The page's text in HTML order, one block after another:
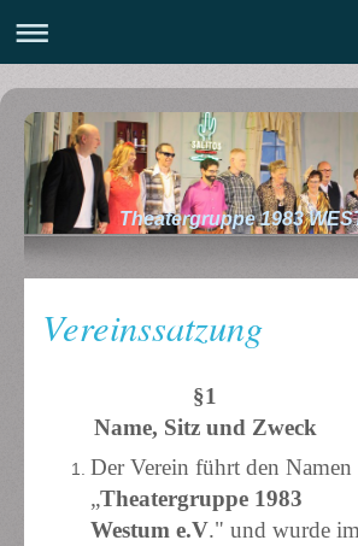
Theatergruppe 1983
Vereinssatzung
§1
Name, Sitz und Zweck
Der Verein führt den Namen
„Theatergruppe 1983
Westum e.V." und wurde im